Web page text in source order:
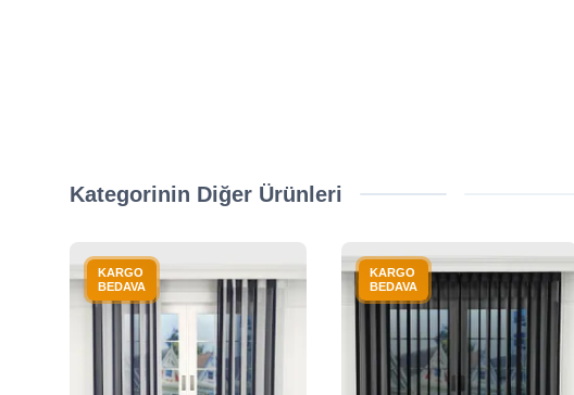
Kategorinin Diğer Ürünleri
KARGO
BEDAVA
KARGO
BEDAVA